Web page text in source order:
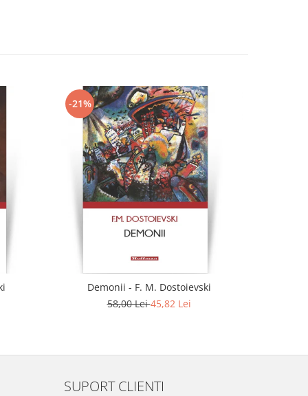
-21%
Demonii - F. M. Dostoievski
58,00 Lei45,82 Lei
SUPORT CLIENTI